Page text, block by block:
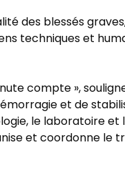
des blessés
techniques et
compte »,
et de
le laboratoire et
et coordonne le